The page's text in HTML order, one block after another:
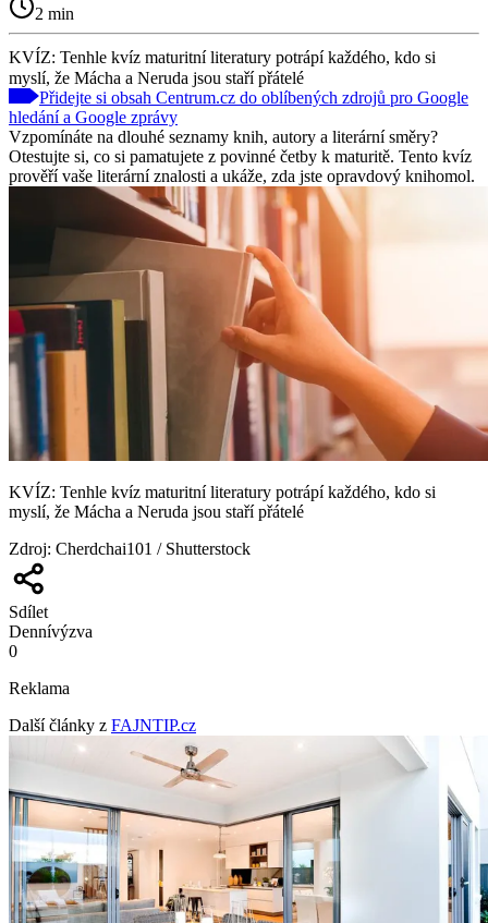
2 min
KVÍZ: Tenhle kvíz maturitní literatury potrápí každého, kdo si
myslí, že Mácha a Neruda jsou staří přátelé
Přidejte si obsah Centrum.cz do oblíbených zdrojů pro Google
hledání a Google zprávy
Vzpomínáte na dlouhé seznamy knih, autory a literární směry?
Otestujte si, co si pamatujete z povinné četby k maturitě. Tento kvíz
prověří vaše literární znalosti a ukáže, zda jste opravdový knihomol.
KVÍZ: Tenhle kvíz maturitní literatury potrápí každého, kdo si
myslí, že Mácha a Neruda jsou staří přátelé
Zdroj: Cherdchai101 / Shutterstock
Sdílet
Dennívýzva
0
Reklama
Další články z FAJNTIP.cz